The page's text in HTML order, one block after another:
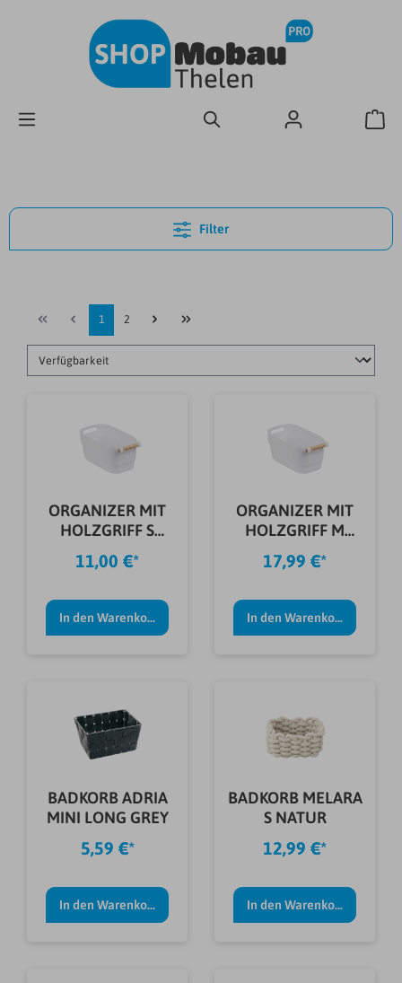
Filter
1 2
ORGANIZER MIT
HOLZGRIFF S
WEIß
11,00 €*
In den Warenkorb
ORGANIZER MIT
HOLZGRIFF M
WEIß
17,99 €*
In den Warenkorb
BADKORB ADRIA
MINI LONG GREY
5,59 €*
In den Warenkorb
BADKORB MELARA
S NATUR
12,99 €*
In den Warenkorb